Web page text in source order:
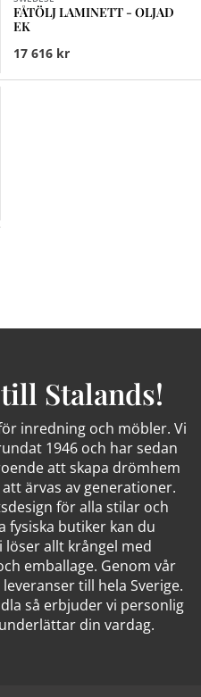
FÅTÖLJ LAMINETT - OLJAD
EK
17 616 kr
Stalands!
inredning och möbler. Vi
1946 och har sedan
att skapa drömhem
ärvas av generationer.
för alla stilar och
fysiska butiker kan du
löser allt krångel med
emballage. Genom vår
till hela Sverige.
så erbjuder vi personlig
din vardag.